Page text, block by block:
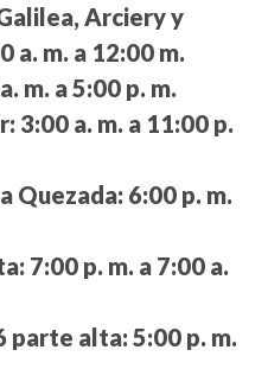
Arciery y
a. m. a 12:00 m.
m. a 5:00 p. m.
3:00 a. m. a 11:00 p.
Quezada: 6:00 p. m.
7:00 p. m. a 7:00 a.
parte alta: 5:00 p. m.